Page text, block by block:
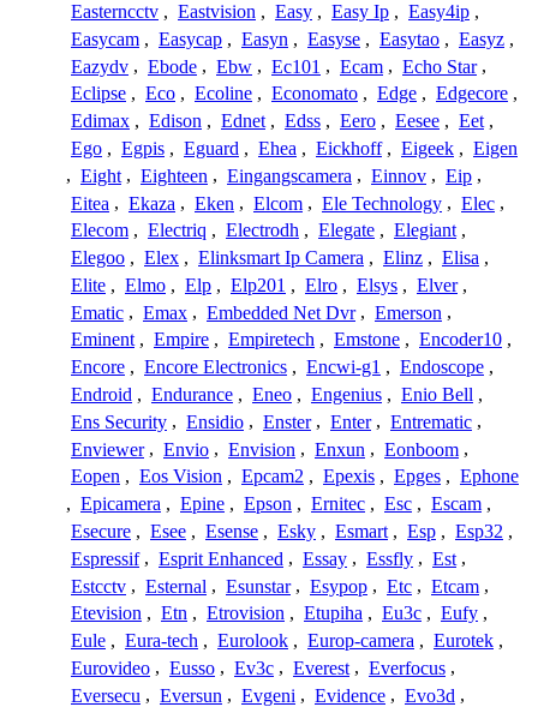
Easterncctv , Eastvision , Easy , Easy Ip , Easy4ip ,
Easycam , Easycap , Easyn , Easyse , Easytao , Easyz ,
Eazydv , Ebode , Ebw , Ec101 , Ecam , Echo Star ,
Eclipse , Eco , Ecoline , Economato , Edge , Edgecore ,
Edimax , Edison , Ednet , Edss , Eero , Eesee , Eet ,
Ego , Egpis , Eguard , Ehea , Eickhoff , Eigeek , Eigen
, Eight , Eighteen , Eingangscamera , Einnov , Eip ,
Eitea , Ekaza , Eken , Elcom , Ele Technology , Elec ,
Elecom , Electriq , Electrodh , Elegate , Elegiant ,
Elegoo , Elex , Elinksmart Ip Camera , Elinz , Elisa ,
Elite , Elmo , Elp , Elp201 , Elro , Elsys , Elver ,
Ematic , Emax , Embedded Net Dvr , Emerson ,
Eminent , Empire , Empiretech , Emstone , Encoder10 ,
Encore , Encore Electronics , Encwi-g1 , Endoscope ,
Endroid , Endurance , Eneo , Engenius , Enio Bell ,
Ens Security , Ensidio , Enster , Enter , Entrematic ,
Enviewer , Envio , Envision , Enxun , Eonboom ,
Eopen , Eos Vision , Epcam2 , Epexis , Epges , Ephone
, Epicamera , Epine , Epson , Ernitec , Esc , Escam ,
Esecure , Esee , Esense , Esky , Esmart , Esp , Esp32 ,
Espressif , Esprit Enhanced , Essay , Essfly , Est ,
Estcctv , Esternal , Esunstar , Esypop , Etc , Etcam ,
Etevision , Etn , Etrovision , Etupiha , Eu3c , Eufy ,
Eule , Eura-tech , Eurolook , Europ-camera , Eurotek ,
Eurovideo , Eusso , Ev3c , Everest , Everfocus ,
Eversecu , Eversun , Evgeni , Evidence , Evo3d ,